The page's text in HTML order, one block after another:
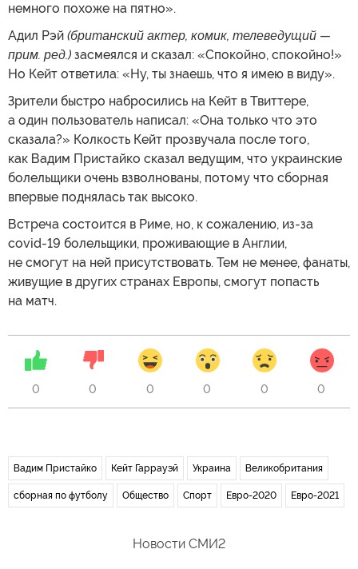
немного похоже на пятно».
Адил Рэй (британский актер, комик, телеведущий —
прим. ред.) засмеялся и сказал: «Спокойно, спокойно!»
Но Кейт ответила: «Ну, ты знаешь, что я имею в виду».
Зрители быстро набросились на Кейт в Твиттере,
а один пользователь написал: «Она только что это
сказала?» Колкость Кейт прозвучала после того,
как Вадим Пристайко сказал ведущим, что украинские
болельщики очень взволнованы, потому что сборная
впервые поднялась так высоко.
Встреча состоится в Риме, но, к сожалению, из-за
covid-19 болельщики, проживающие в Англии,
не смогут на ней присутствовать. Тем не менее, фанаты,
живущие в других странах Европы, смогут попасть
на матч.
0 0 0 0 0 0
Вадим Пристайко Кейт Гаррауэй Украина Великобритания
сборная по футболу Общество Спорт Евро-2020 Евро-2021
Новости СМИ2